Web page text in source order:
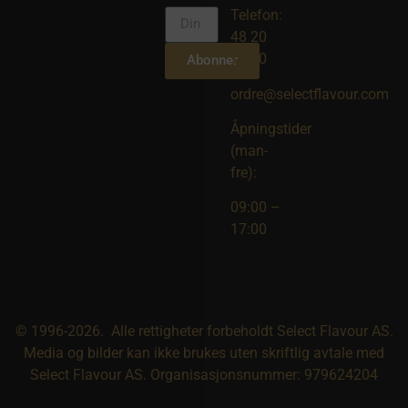
Abonner
Telefon:
48 20
10 00
ordre@selectflavour.com
Åpningstider
(man-
fre):
09:00 –
17:00
© 1996-2026. Alle rettigheter forbeholdt Select Flavour AS.
Media og bilder kan ikke brukes uten skriftlig avtale med
Select Flavour AS. Organisasjonsnummer: 979624204